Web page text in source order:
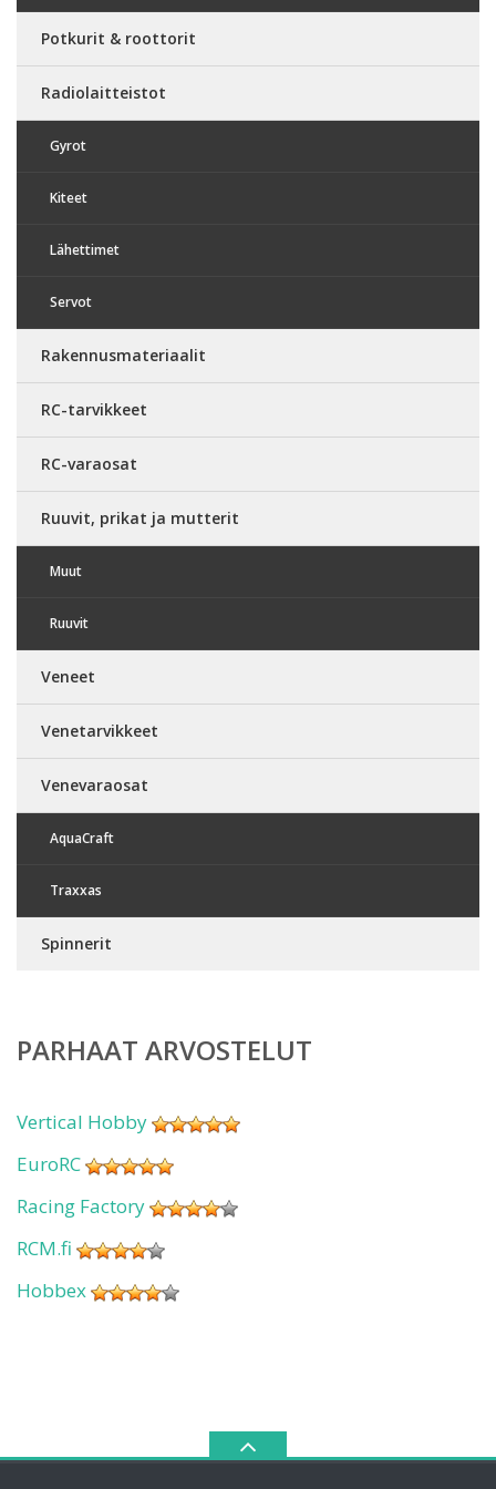
Potkurit & roottorit
Radiolaitteistot
Gyrot
Kiteet
Lähettimet
Servot
Rakennusmateriaalit
RC-tarvikkeet
RC-varaosat
Ruuvit, prikat ja mutterit
Muut
Ruuvit
Veneet
Venetarvikkeet
Venevaraosat
AquaCraft
Traxxas
Spinnerit
PARHAAT ARVOSTELUT
Vertical Hobby
EuroRC
Racing Factory
RCM.fi
Hobbex